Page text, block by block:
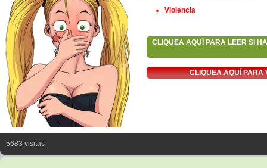
Violencia
CLIQUEA AQUÍ PARA LEER SI
CLIQUEA AQUÍ PARA
5683 visitas